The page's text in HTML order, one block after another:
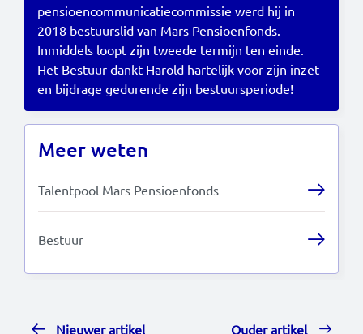
pensioencommunicatiecommissie werd hij in
2018 bestuurslid van Mars Pensioenfonds.
Inmiddels loopt zijn tweede termijn ten einde.
Het Bestuur dankt Harold hartelijk voor zijn inzet
en bijdrage gedurende zijn bestuursperiode!
Meer weten
Talentpool Mars Pensioenfonds
Bestuur
Nieuwer artikel Ouder artikel